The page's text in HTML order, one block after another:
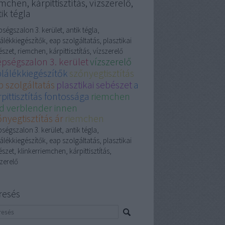
kárpittisztítás, vízszerelő,
tégla
3. kerület, antik tégla,
eap szolgáltatás, plasztikai
riemchen, kárpittisztítás, vízszerelő
3. kerületvízszerelő
szőnyegtisztítás
szolgáltatás plasztikai sebészeta
fontossága riemchen
verblender innen
ár riemchen
3. kerület, antik tégla,
eap szolgáltatás, plasztikai
klinkerriemchen, kárpittisztítás,